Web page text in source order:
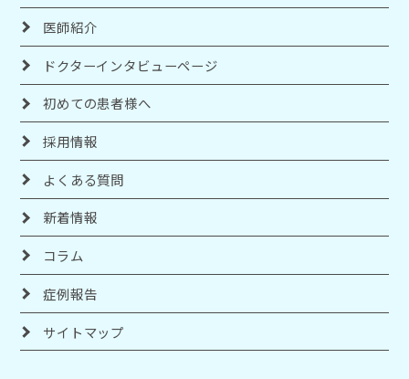
医師紹介
ドクターインタビューページ
初めての患者様へ
採用情報
よくある質問
新着情報
コラム
症例報告
サイトマップ